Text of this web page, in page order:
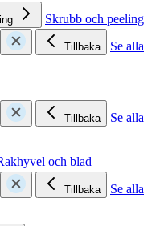
Skrubb och peeling
Tillbaka
Se alla
Tillbaka
Se alla
och blad
Tillbaka
Se alla